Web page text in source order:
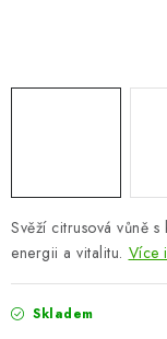
Obchodní
Svěží citrusová vůně
energii a vitalitu. Více
Skladem